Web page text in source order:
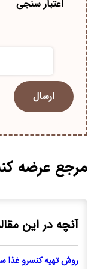
اعتبار سنجی
مرجع عرضه
آنچه در این
روش تهیه کنسرو